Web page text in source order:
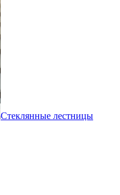
Стеклянные лестницы